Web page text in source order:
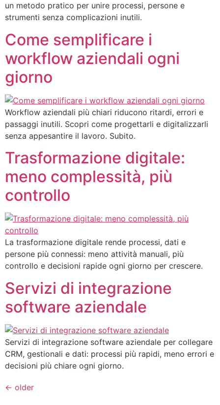
un metodo pratico per unire processi, persone e
strumenti senza complicazioni inutili.
Come semplificare i
workflow aziendali ogni
giorno
Workflow aziendali più chiari riducono ritardi, errori e
passaggi inutili. Scopri come progettarli e digitalizzarli
senza appesantire il lavoro. Subito.
Trasformazione digitale:
meno complessità, più
controllo
La trasformazione digitale rende processi, dati e
persone più connessi: meno attività manuali, più
controllo e decisioni rapide ogni giorno per crescere.
Servizi di integrazione
software aziendale
Servizi di integrazione software aziendale per collegare
CRM, gestionali e dati: processi più rapidi, meno errori e
decisioni più chiare ogni giorno.
← older